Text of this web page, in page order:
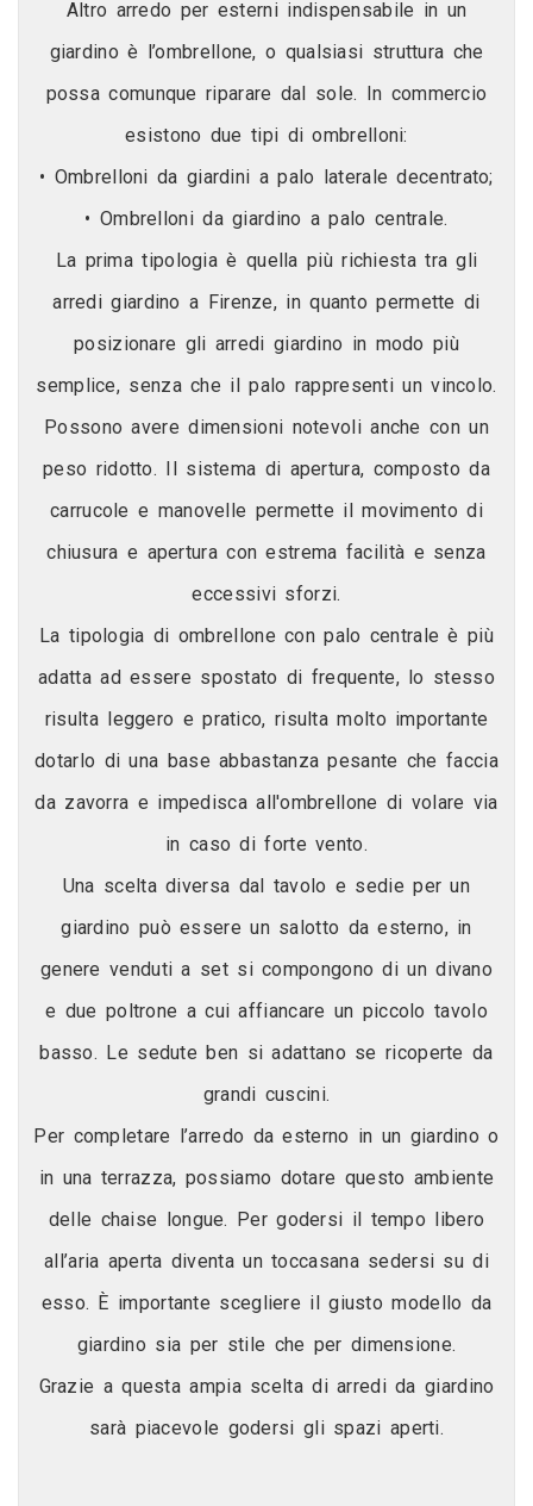
Altro arredo per esterni indispensabile in un
giardino è l’ombrellone, o qualsiasi struttura che
possa comunque riparare dal sole. In commercio
esistono due tipi di ombrelloni:
• Ombrelloni da giardini a palo laterale decentrato;
• Ombrelloni da giardino a palo centrale.
La prima tipologia è quella più richiesta tra gli
arredi giardino a Firenze, in quanto permette di
posizionare gli arredi giardino in modo più
semplice, senza che il palo rappresenti un vincolo.
Possono avere dimensioni notevoli anche con un
peso ridotto. Il sistema di apertura, composto da
carrucole e manovelle permette il movimento di
chiusura e apertura con estrema facilità e senza
eccessivi sforzi.
La tipologia di ombrellone con palo centrale è più
adatta ad essere spostato di frequente, lo stesso
risulta leggero e pratico, risulta molto importante
dotarlo di una base abbastanza pesante che faccia
da zavorra e impedisca all'ombrellone di volare via
in caso di forte vento.
Una scelta diversa dal tavolo e sedie per un
giardino può essere un salotto da esterno, in
genere venduti a set si compongono di un divano
e due poltrone a cui affiancare un piccolo tavolo
basso. Le sedute ben si adattano se ricoperte da
grandi cuscini.
Per completare l’arredo da esterno in un giardino o
in una terrazza, possiamo dotare questo ambiente
delle chaise longue. Per godersi il tempo libero
all’aria aperta diventa un toccasana sedersi su di
esso. È importante scegliere il giusto modello da
giardino sia per stile che per dimensione.
Grazie a questa ampia scelta di arredi da giardino
sarà piacevole godersi gli spazi aperti.